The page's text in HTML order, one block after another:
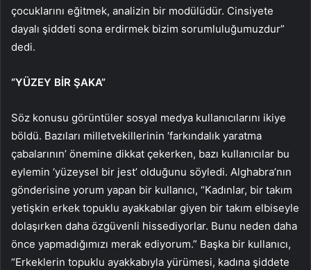
çocuklarını eğitmek, analizin bir modülüdür. Cinsiyete
dayalı şiddeti sona erdirmek bizim sorumluluğumuzdur”
dedi.
“YÜZEY BİR ŞAKA”
Söz konusu görüntüler sosyal medya kullanıcılarını ikiye
böldü. Bazıları milletvekillerinin ‘farkındalık yaratma
çabalarının’ önemine dikkat çekerken, bazı kullanıcılar bu
eylemin ‘yüzeysel bir jest’ olduğunu söyledi. Alghabra’nın
gönderisine yorum yapan bir kullanıcı, “Kadınlar, bir takım
yetişkin erkek topuklu ayakkabılar giyen bir takım elbiseyle
dolaşırken daha özgüvenli hissediyorlar. Bunu neden daha
önce yapmadığımızı merak ediyorum.” Başka bir kullanıcı,
“Erkeklerin topuklu ayakkabıyla yürümesi, kadına şiddete